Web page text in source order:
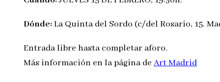
Dónde:La Quinta del Sordo (c/del Rosario, 15.
Entrada libre hasta completar aforo.
Más información en la página de Art Madrid